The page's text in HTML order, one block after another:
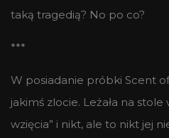
taką tragedią? No po co?
***
W posiadanie próbki Scent
jakimś zlocie. Leżała na
wzięcia” i nikt, ale to nikt jej